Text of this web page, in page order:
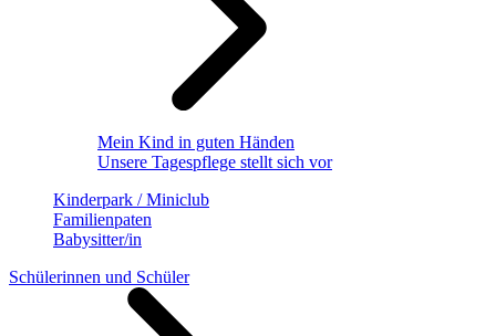
Mein Kind in guten Händen
Unsere Tagespflege stellt sich vor
Kinderpark / Miniclub
Familienpaten
Babysitter/in
Schülerinnen und Schüler